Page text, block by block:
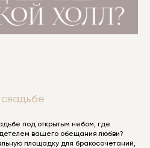
под открытым небом, где
вашего обещания любви?
площадку для бракосочетаний,